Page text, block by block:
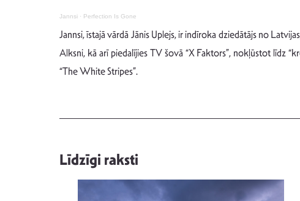
Jannsi · Perfection Is Gone
Jannsi, īstajā vārdā Jānis Uplejs, ir indīroka dziedātājs no
Alksni, kā arī piedalījies TV šovā “X Faktors”, nokļūstot līdz
“The White Stripes”.
Līdzīgi raksti